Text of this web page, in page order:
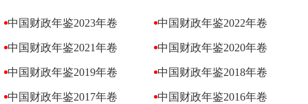
中国财政年鉴2023年卷 中国财政年鉴2022年卷
中国财政年鉴2021年卷 中国财政年鉴2020年卷
中国财政年鉴2019年卷 中国财政年鉴2018年卷
中国财政年鉴2017年卷 中国财政年鉴2016年卷